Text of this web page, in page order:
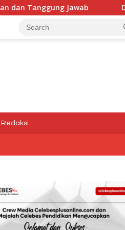
Dana Media Belum
Redaksi